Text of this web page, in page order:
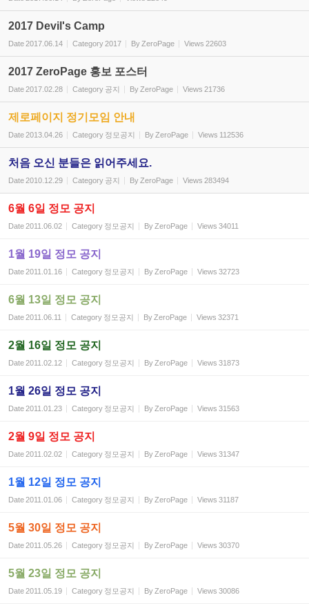
2017 Devil's Camp
Date2017.06.14 Category2017 By ZeroPage Views 22603
2017 ZeroPage 홍보 포스터
Date2017.02.28 Category 공지 By ZeroPage Views 21736
제로페이지 정기모임 안내
Date2013.04.26 Category 정모공지 By ZeroPage Views 112536
처음 오신 분들은 읽어주세요.
Date2010.12.29 Category 공지 By ZeroPage Views 283494
6월 6일 정모 공지
Date2011.06.02 Category 정모공지 By ZeroPage Views 34011
1월 19일 정모 공지
Date2011.01.16 Category 정모공지 By ZeroPage Views 32723
6월 13일 정모 공지
Date2011.06.11 Category 정모공지 By ZeroPage Views 32371
2월 16일 정모 공지
Date2011.02.12 Category 정모공지 By ZeroPage Views 31873
1월 26일 정모 공지
Date2011.01.23 Category 정모공지 By ZeroPage Views 31563
2월 9일 정모 공지
Date2011.02.02 Category 정모공지 By ZeroPage Views 31347
1월 12일 정모 공지
Date2011.01.06 Category 정모공지 By ZeroPage Views 31187
5월 30일 정모 공지
Date2011.05.26 Category 정모공지 By ZeroPage Views 30370
5월 23일 정모 공지
Date2011.05.19 Category 정모공지 By ZeroPage Views 30086